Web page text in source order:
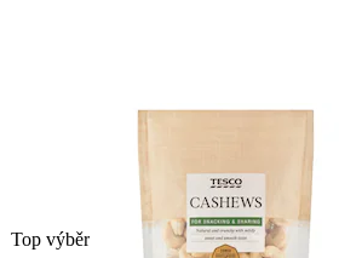
Top výběr